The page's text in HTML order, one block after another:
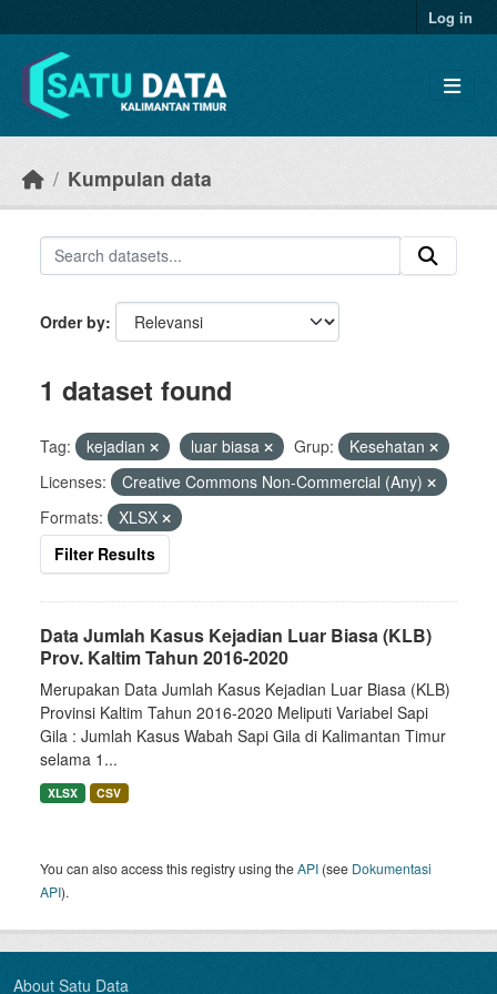
Log in
Kumpulan data
Order by
1 dataset found
Tag: kejadian luar biasa Grup:
Kesehatan
Licenses:
Creative Commons Non-Commercial (Any)
Formats:
XLSX
Filter Results
Data Jumlah Kasus Kejadian Luar Biasa (KLB)
Prov. Kaltim Tahun 2016-2020
Merupakan Data Jumlah Kasus Kejadian Luar Biasa (KLB)
Provinsi Kaltim Tahun 2016-2020 Meliputi Variabel Sapi
Gila : Jumlah Kasus Wabah Sapi Gila di Kalimantan Timur
selama 1...
XLSX CSV
You can also access this registry using theAPI (see Dokumentasi
API).
About Satu Data